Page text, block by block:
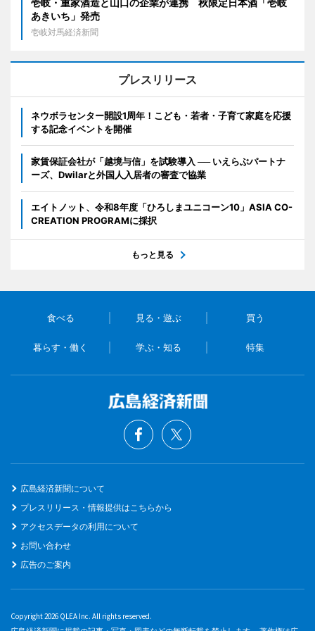
壱岐・重家酒造と山口の企業が連携 秋限定日本酒「壱岐
あきいち」発売
壱岐対馬経済新聞
プレスリリース
ネウボラセンター開設1周年！こども・若者・子育て家庭を応援
する記念イベントを開催
家賃保証会社が「越境与信」を試験導入 ── いえらぶパートナ
ーズ、Dwilarと外国人入居者の審査で協業
エイトノット、令和8年度「ひろしまユニコーン10」ASIA CO-
CREATION PROGRAMに採択
もっと見る
食べる 見る・遊ぶ 買う
暮らす・働く 学ぶ・知る 特集
広島経済新聞について
プレスリリース・情報提供はこちらから
アクセスデータの利用について
お問い合わせ
広告のご案内
Copyright 2026 QLEA Inc. All rights reserved.